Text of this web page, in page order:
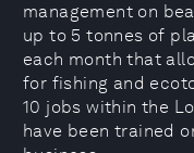
management on
up to 5 tonnes of
each month that
for fishing and
10 jobs within the
have been trained